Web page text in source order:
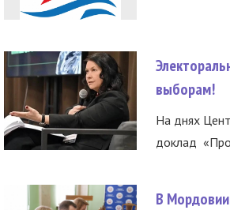
выборам!
На днях
доклад
В